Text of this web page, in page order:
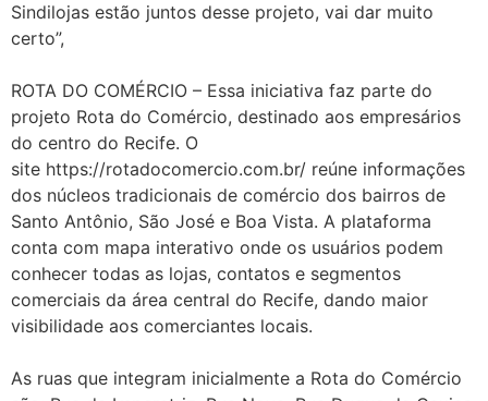
Sindilojas estão juntos desse projeto, vai dar muito
certo”,
ROTA DO COMÉRCIO – Essa iniciativa faz parte do
projeto Rota do Comércio, destinado aos empresários
do centro do Recife. O
site https://rotadocomercio.com.br/ reúne informações
dos núcleos tradicionais de comércio dos bairros de
Santo Antônio, São José e Boa Vista. A plataforma
conta com mapa interativo onde os usuários podem
conhecer todas as lojas, contatos e segmentos
comerciais da área central do Recife, dando maior
visibilidade aos comerciantes locais.
As ruas que integram inicialmente a Rota do Comércio